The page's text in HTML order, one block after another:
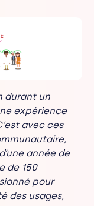
durant un
expérience
avec ces
année de
de 150
pour
des usages,